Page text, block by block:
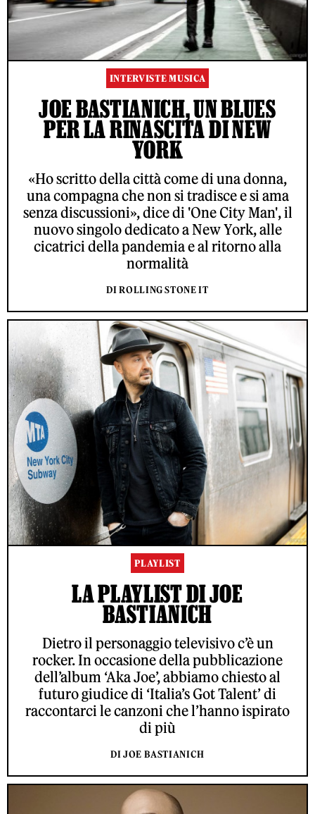
INTERVISTE MUSICA
JOE BASTIANICH, UN BLUES
PER LA RINASCITA DI NEW
YORK
«Ho scritto della città come di una donna,
una compagna che non si tradisce e si ama
senza discussioni», dice di 'One City Man', il
nuovo singolo dedicato a New York, alle
cicatrici della pandemia e al ritorno alla
normalità
DI ROLLING STONE IT
PLAYLIST
LA PLAYLIST DI JOE
BASTIANICH
Dietro il personaggio televisivo c’è un
rocker. In occasione della pubblicazione
dell’album ‘Aka Joe’, abbiamo chiesto al
futuro giudice di ‘Italia’s Got Talent’ di
raccontarci le canzoni che l’hanno ispirato
di più
DI JOE BASTIANICH